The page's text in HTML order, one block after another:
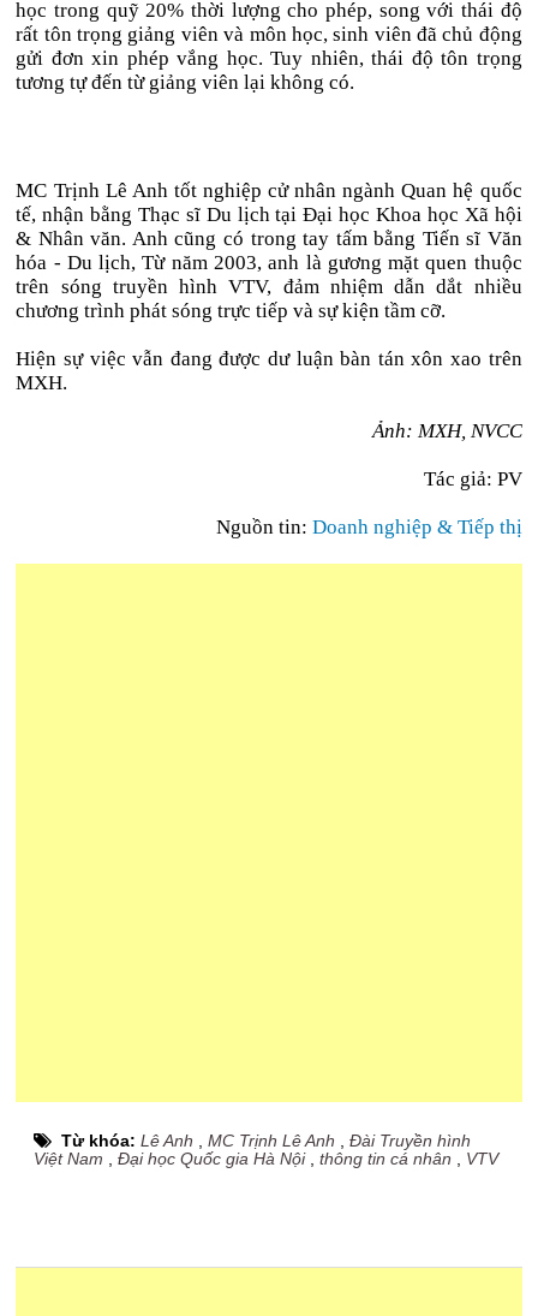
học trong quỹ 20% thời lượng cho phép, song với thái độ
rất tôn trọng giảng viên và môn học, sinh viên đã chủ động
gửi đơn xin phép vắng học. Tuy nhiên, thái độ tôn trọng
tương tự đến từ giảng viên lại không có.
MC Trịnh Lê Anh tốt nghiệp cử nhân ngành Quan hệ quốc
tế, nhận bằng Thạc sĩ Du lịch tại Đại học Khoa học Xã hội
& Nhân văn. Anh cũng có trong tay tấm bằng Tiến sĩ Văn
hóa - Du lịch, Từ năm 2003, anh là gương mặt quen thuộc
trên sóng truyền hình VTV, đảm nhiệm dẫn dắt nhiều
chương trình phát sóng trực tiếp và sự kiện tầm cỡ.
Hiện sự việc vẫn đang được dư luận bàn tán xôn xao trên
MXH.
Ảnh: MXH, NVCC
Tác giả: PV
Nguồn tin: Doanh nghiệp & Tiếp thị
Từ khóa:Lê Anh ,MC Trịnh Lê Anh ,Đài Truyền hình
Việt Nam ,Đại học Quốc gia Hà Nội,thông tin cá nhân VTV